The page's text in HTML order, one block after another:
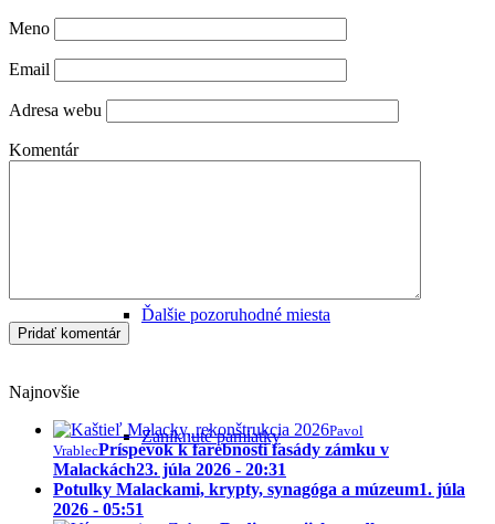
Ďalšie pozoruhodné miesta
Zaniknuté pamiatky
Meno
Email
Adresa webu
Komentár
Najnovšie
Pavol
VrablecPríspevok k farebnosti fasády zámku v
Malackách23. júla 2026 - 20:31
Potulky Malackami, krypty, synagóga a múzeum1. júla
2026 - 05:51